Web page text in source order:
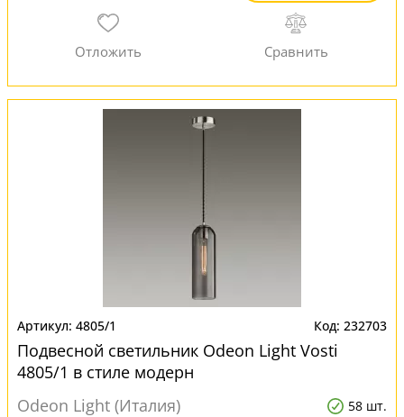
4805/1 232703
Подвесной светильник Odeon Light Vosti
4805/1 в стиле модерн
Odeon Light (Италия)
58 шт.